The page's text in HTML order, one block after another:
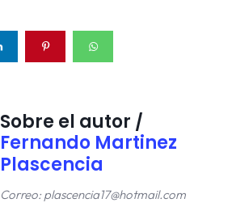
Sobre el autor /
Fernando Martinez
Plascencia
Correo: plascencia17@hotmail.com